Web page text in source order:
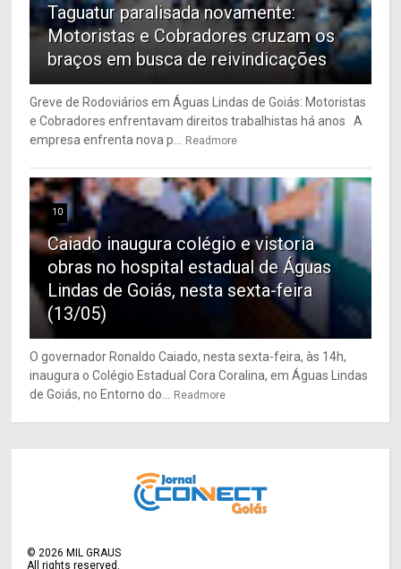
Taguatur paralisada novamente:
Motoristas e Cobradores cruzam os
braços em busca de reivindicações
Greve de Rodoviários em Águas Lindas de Goiás: Motoristas
e Cobradores enfrentavam direitos trabalhistas há anos A
empresa enfrenta nova p...
Readmore
10
Caiado inaugura colégio e vistoria
obras no hospital estadual de Águas
Lindas de Goiás, nesta sexta-feira
(13/05)
O governador Ronaldo Caiado, nesta sexta-feira, às 14h,
inaugura o Colégio Estadual Cora Coralina, em Águas Lindas
de Goiás, no Entorno do...
Readmore
©2026 MIL GRAUS
All rights reserved.